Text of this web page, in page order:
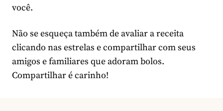
você.
Não se esqueça também de avaliar a receita
clicando nas estrelas e compartilhar com seus
amigos e familiares que adoram bolos.
Compartilhar é carinho!